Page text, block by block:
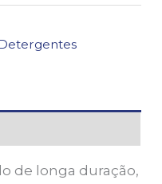
de longa duração,